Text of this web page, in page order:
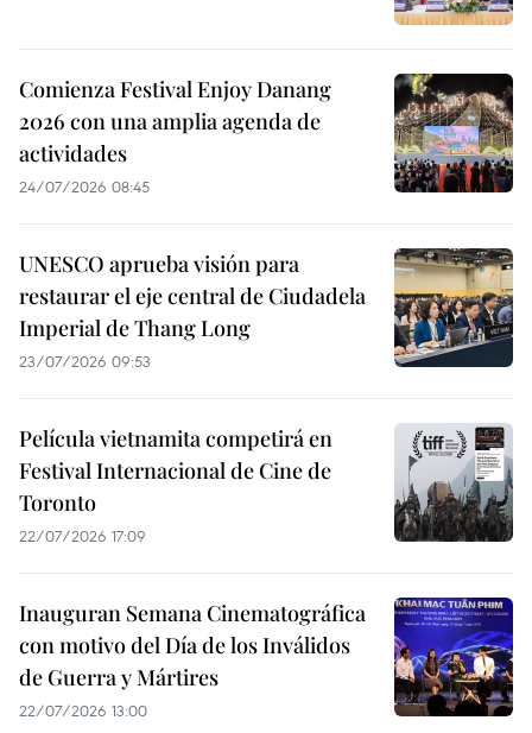
Comienza Festival Enjoy Danang
2026 con una amplia agenda de
actividades
24/07/2026 08:45
UNESCO aprueba visión para
restaurar el eje central de Ciudadela
Imperial de Thang Long
23/07/2026 09:53
Película vietnamita competirá en
Festival Internacional de Cine de
Toronto
22/07/2026 17:09
Inauguran Semana Cinematográfica
con motivo del Día de los Inválidos
de Guerra y Mártires
22/07/2026 13:00